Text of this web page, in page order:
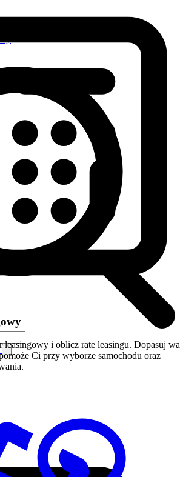
leasingowy i oblicz rate leasingu. Dopasuj
Ci przy wyborze samochodu oraz